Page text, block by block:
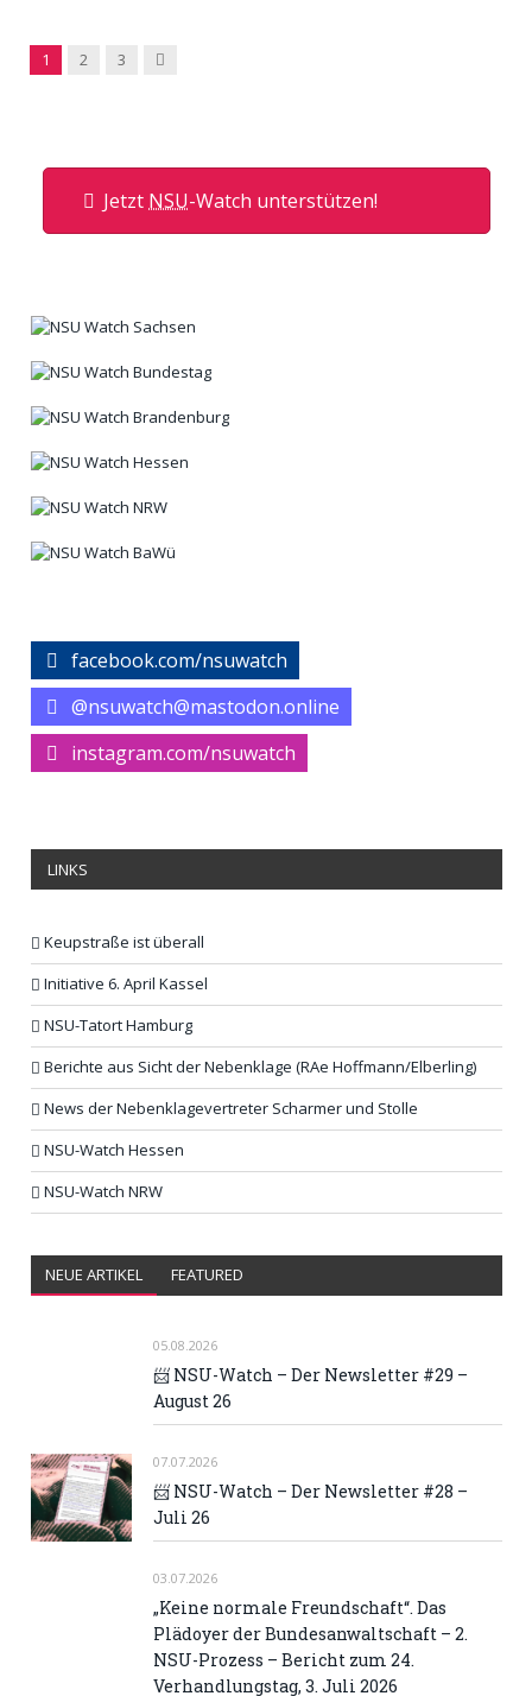
1 2 3 Next
Jetzt NSU-Watch unterstützen!
facebook.com/nsuwatch
@nsuwatch@mastodon.online
instagram.com/nsuwatch
LINKS
Keupstraße ist überall
Initiative 6. April Kassel
NSU-Tatort Hamburg
Berichte aus Sicht der Nebenklage (RAe Hoffmann/Elberling)
News der Nebenklagevertreter Scharmer und Stolle
NSU-Watch Hessen
NSU-Watch NRW
NEUE ARTIKEL FEATURED
05.08.2026
📨 NSU-Watch – Der Newsletter #29 –
August 26
07.07.2026
📨 NSU-Watch – Der Newsletter #28 –
Juli 26
03.07.2026
„Keine normale Freundschaft“. Das
Plädoyer der Bundesanwaltschaft – 2.
NSU-Prozess – Bericht zum 24.
Verhandlungstag, 3. Juli 2026